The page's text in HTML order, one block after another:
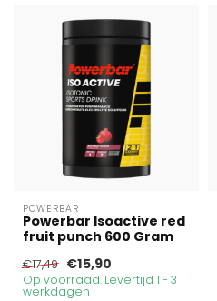
POWERBAR
Powerbar Isoactive red
fruit punch 600 Gram
€17,49 €15,90
Op voorraad. Levertijd 1 - 3
werkdagen